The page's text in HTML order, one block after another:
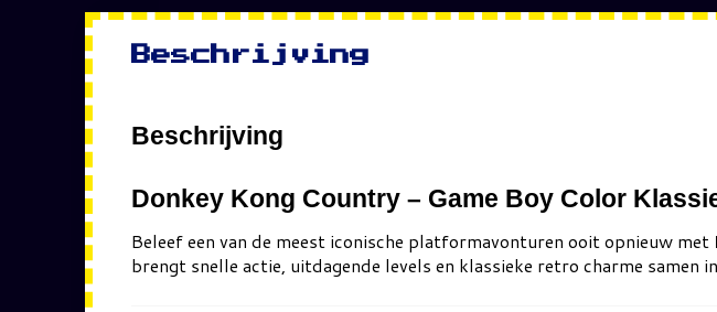
Beschrijving
Beschrijving
Donkey Kong Country – Game Boy Color
Beleef een van de meest iconische platformavonturen ooit opnieuw met
brengt snelle actie, uitdagende levels en klassieke retro charme